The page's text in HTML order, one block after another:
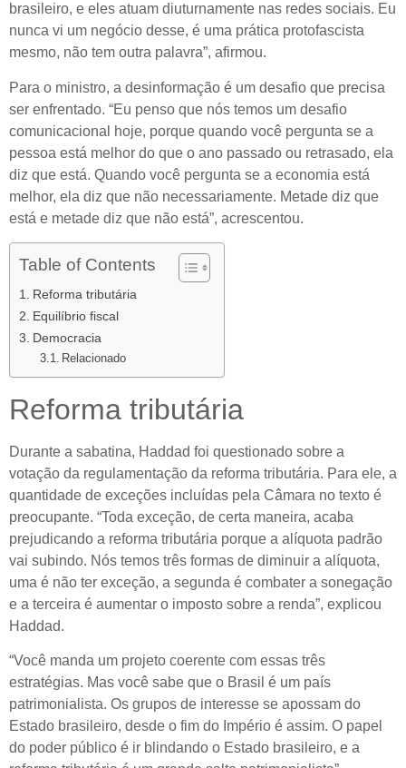
brasileiro, e eles atuam diuturnamente nas redes sociais. Eu
nunca vi um negócio desse, é uma prática protofascista
mesmo, não tem outra palavra”, afirmou.
Para o ministro, a desinformação é um desafio que precisa
ser enfrentado. “Eu penso que nós temos um desafio
comunicacional hoje, porque quando você pergunta se a
pessoa está melhor do que o ano passado ou retrasado, ela
diz que está. Quando você pergunta se a economia está
melhor, ela diz que não necessariamente. Metade diz que
está e metade diz que não está”, acrescentou.
Table of Contents
Reforma tributária
Equilíbrio fiscal
Democracia
Relacionado
Reforma tributária
Durante a sabatina, Haddad foi questionado sobre a
votação da regulamentação da reforma tributária. Para ele, a
quantidade de exceções incluídas pela Câmara no texto é
preocupante. “Toda exceção, de certa maneira, acaba
prejudicando a reforma tributária porque a alíquota padrão
vai subindo. Nós temos três formas de diminuir a alíquota,
uma é não ter exceção, a segunda é combater a sonegação
e a terceira é aumentar o imposto sobre a renda”, explicou
Haddad.
“Você manda um projeto coerente com essas três
estratégias. Mas você sabe que o Brasil é um país
patrimonialista. Os grupos de interesse se apossam do
Estado brasileiro, desde o fim do Império é assim. O papel
do poder público é ir blindando o Estado brasileiro, e a